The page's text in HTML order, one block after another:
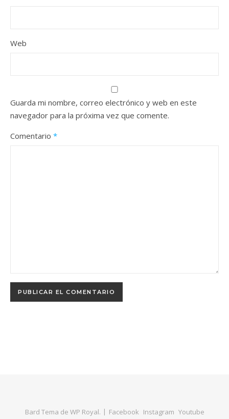
Web
Guarda mi nombre, correo electrónico y web en este
navegador para la próxima vez que comente.
Comentario *
Bard Tema de WP Royal. Facebook Instagram Youtube